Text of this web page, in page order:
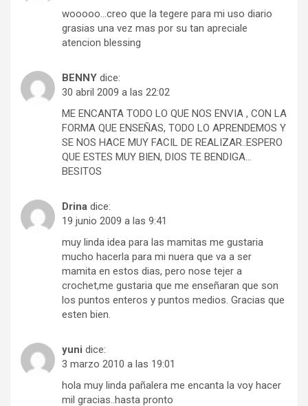
wooooo…creo que la tegere para mi uso diario
grasias una vez mas por su tan apreciale
atencion blessing
BENNY dice:
30 abril 2009 a las 22:02
ME ENCANTA TODO LO QUE NOS ENVIA , CON LA
FORMA QUE ENSEÑAS, TODO LO APRENDEMOS Y
SE NOS HACE MUY FACIL DE REALIZAR..ESPERO
QUE ESTES MUY BIEN, DIOS TE BENDIGA…
BESITOS
Drina dice:
19 junio 2009 a las 9:41
muy linda idea para las mamitas me gustaria
mucho hacerla para mi nuera que va a ser
mamita en estos dias, pero nose tejer a
crochet,me gustaria que me enseñaran que son
los puntos enteros y puntos medios. Gracias que
esten bien.
yuni dice:
3 marzo 2010 a las 19:01
hola muy linda pañalera me encanta la voy hacer
mil gracias..hasta pronto